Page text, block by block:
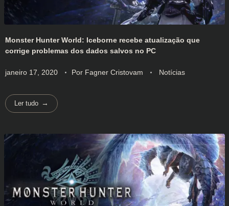
Monster Hunter World: Iceborne recebe atualização que
corrige problemas dos dados salvos no PC
janeiro 17, 2020 Por Fagner Cristovam Notícias
Ler tudo